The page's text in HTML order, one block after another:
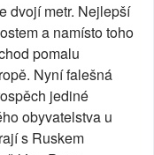
dvojí metr. Nejlepší
a namísto toho
pomalu
Nyní falešná
jediné
obyvatelstva u
s Ruskem